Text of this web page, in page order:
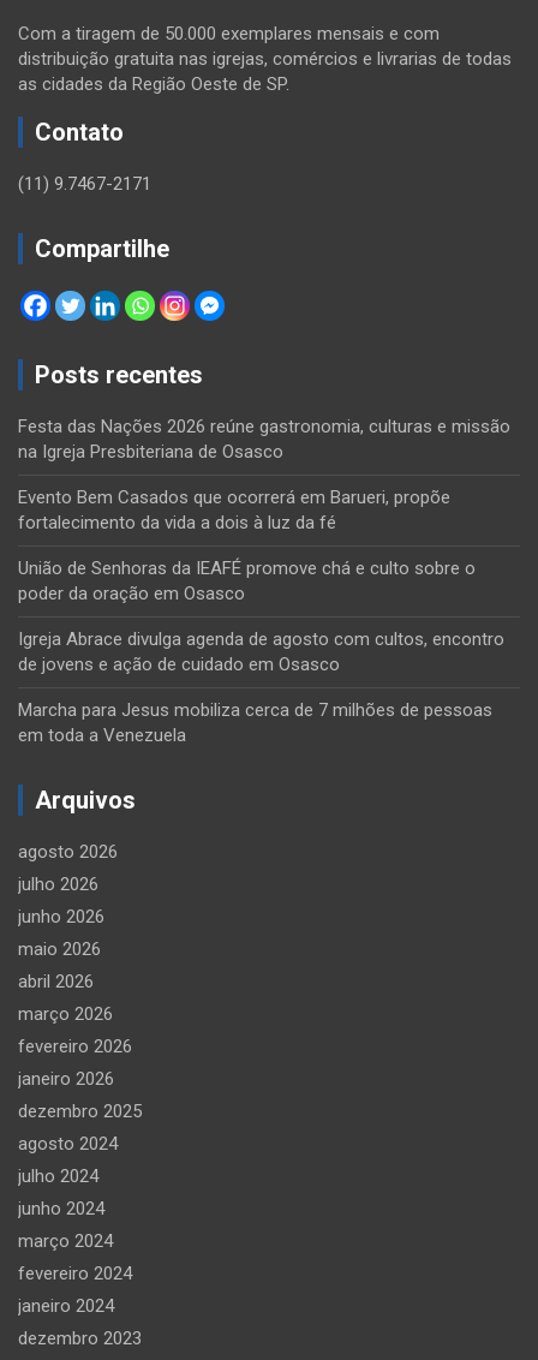
Com a tiragem de 50.000 exemplares mensais e com
distribuição gratuita nas igrejas, comércios e livrarias de todas
as cidades da Região Oeste de SP.
Contato
(11) 9.7467-2171
Compartilhe
Posts recentes
Festa das Nações 2026 reúne gastronomia, culturas e missão
na Igreja Presbiteriana de Osasco
Evento Bem Casados que ocorrerá em Barueri, propõe
fortalecimento da vida a dois à luz da fé
União de Senhoras da IEAFÉ promove chá e culto sobre o
poder da oração em Osasco
Igreja Abrace divulga agenda de agosto com cultos, encontro
de jovens e ação de cuidado em Osasco
Marcha para Jesus mobiliza cerca de 7 milhões de pessoas
em toda a Venezuela
Arquivos
agosto 2026
julho 2026
junho 2026
maio 2026
abril 2026
março 2026
fevereiro 2026
janeiro 2026
dezembro 2025
agosto 2024
julho 2024
junho 2024
março 2024
fevereiro 2024
janeiro 2024
dezembro 2023